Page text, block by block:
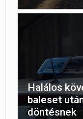
Halálos
baleset
döntésnek